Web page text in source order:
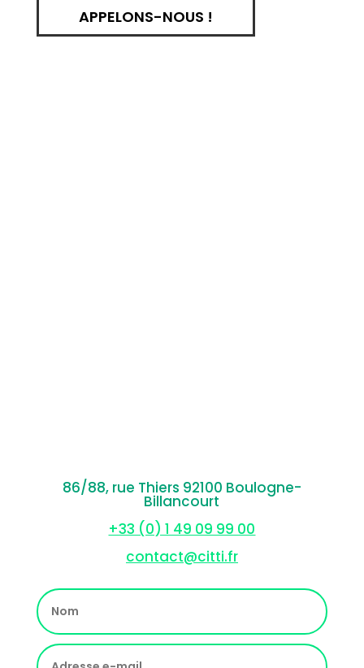
APPELONS-NOUS !
86/88, rue Thiers 92100 Boulogne-
Billancourt
+33 (0) 1 49 09 99 00
contact@citti.fr